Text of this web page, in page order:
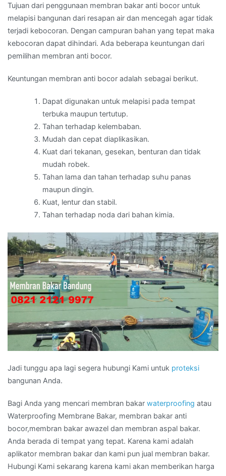
Tujuan dari penggunaan membran bakar anti bocor untuk
melapisi bangunan dari resapan air dan mencegah agar tidak
terjadi kebocoran. Dengan campuran bahan yang tepat maka
kebocoran dapat dihindari. Ada beberapa keuntungan dari
pemilihan membran anti bocor.
Keuntungan membran anti bocor adalah sebagai berikut.
Dapat digunakan untuk melapisi pada tempat
terbuka maupun tertutup.
Tahan terhadap kelembaban.
Mudah dan cepat diaplikasikan.
Kuat dari tekanan, gesekan, benturan dan tidak
mudah robek.
Tahan lama dan tahan terhadap suhu panas
maupun dingin.
Kuat, lentur dan stabil.
Tahan terhadap noda dari bahan kimia.
Jadi tunggu apa lagi segera hubungi Kami untuk proteksi
bangunan Anda.
Bagi Anda yang mencari membran bakar waterproofing atau
Waterproofing Membrane Bakar, membran bakar anti
bocor,membran bakar awazel dan membran aspal bakar.
Anda berada di tempat yang tepat. Karena kami adalah
aplikator membran bakar dan kami pun jual membran bakar.
Hubungi Kami sekarang karena kami akan memberikan harga